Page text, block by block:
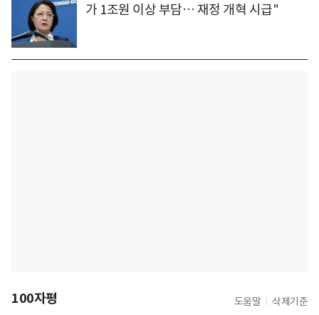
가 1조원 이상 부담… 재정 개혁 시급"
100자평 도움말 삭제기준